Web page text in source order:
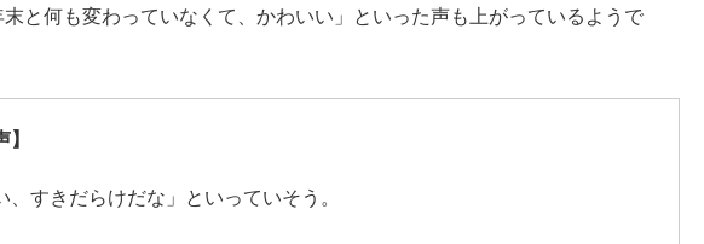
と何も変わっていなくて、かわいい」といった声も上がっているようで
】
、すきだらけだな」といっていそう。